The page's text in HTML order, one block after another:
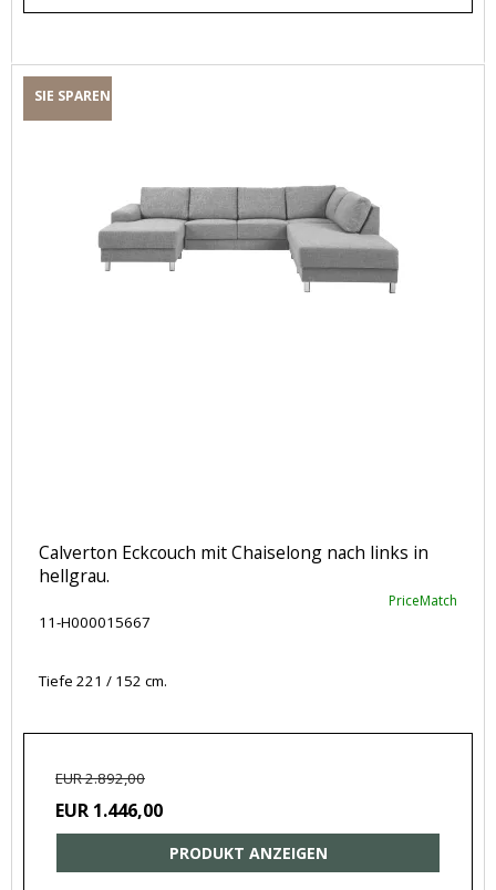
SIE SPAREN
Calverton Eckcouch mit Chaiselong nach links in
hellgrau.
PriceMatch
11-H000015667
Tiefe 221 / 152 cm.
EUR 2.892,00
EUR 1.446,00
PRODUKT ANZEIGEN